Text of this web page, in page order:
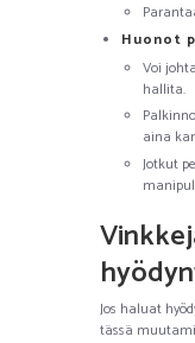
Huonot
Voi
hallita.
aina
Jotkut
Jos haluat
tässä